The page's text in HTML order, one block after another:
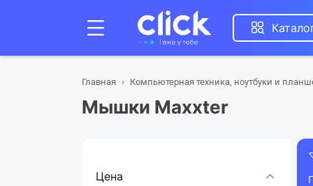
Главная Компьютерная техника, ноутбуки и
Мышки Maxxter
Цена